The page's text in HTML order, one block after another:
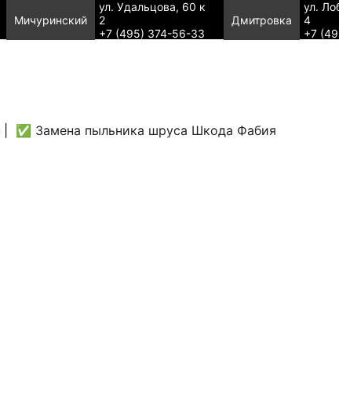
Мичуринский
ул. Удальцова, 60 к
2
+7 (495) 374-56-33
Дмитровка
ул.
4
+7
✅ Замена пыльника шруса Шкода Фабия